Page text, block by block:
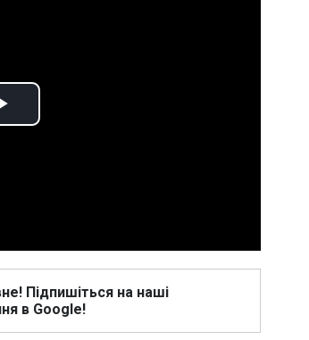
Play
Підпишіться на наші
в Google!